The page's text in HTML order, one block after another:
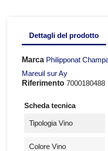
Dettagli del prodotto
Marca Philipponat
Mareuil sur Ay
Riferimento 7000180488
Scheda tecnica
Tipologia Vino
Colore Vino